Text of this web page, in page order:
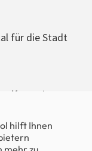
für die Stadt
Konzerte,
- alle
hilft Ihnen